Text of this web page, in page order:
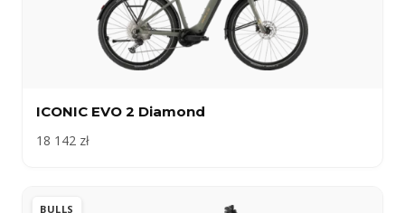
ICONIC EVO 2 Diamond
18 142 zł
BULLS